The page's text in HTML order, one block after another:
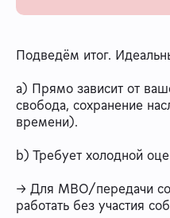
Подведём итог.
a) Прямо зависит от
свобода, сохранение
времени).
b) Требует холодной
→ Для MBO/передачи
работать без участия